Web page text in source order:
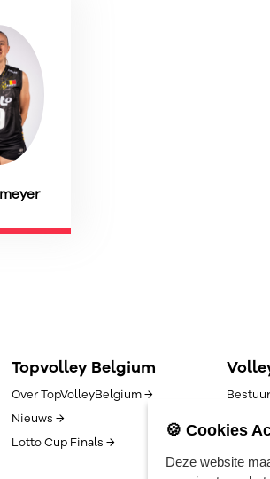
Topvolley Belgium
Over TopVolleyBelgium →
Nieuws →
Lotto Cup Finals →
🍪 Cookies
Deze website